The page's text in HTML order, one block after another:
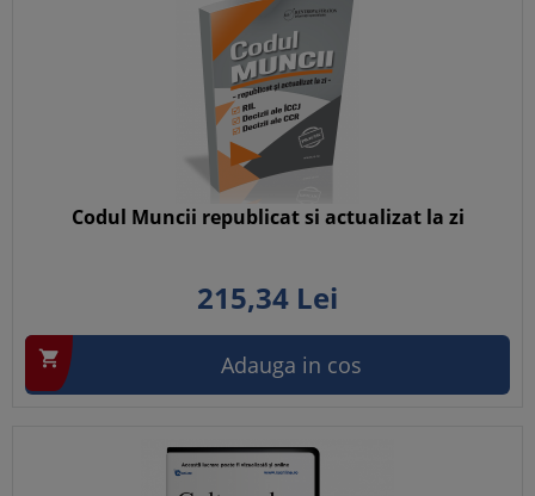
Codul Muncii republicat si actualizat la zi
215,34 Lei
 Adauga in cos